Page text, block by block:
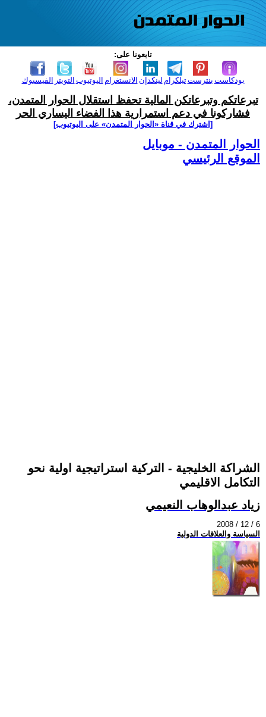
تابعونا على:
الفيسبوك التويتر اليوتيوب الانستغرام لينكدإن تيلكرامبنترست بودكاست
تبرعاتكم وتبرعاتكن المالية تحفظ استقلال الحوار المتمدن،
فشاركونا في دعم استمرارية هذا الفضاء اليساري الحر
[اشترك في قناة ‫«الحوار المتمدن» على اليوتيوب]
الحوار المتمدن - موبايل
الموقع الرئيسي
الشراكة الخليجية - التركية استراتيجية اولية نحو
التكامل الاقليمي
زياد عبدالوهاب النعيمي
2008 / 12 / 6
السياسة والعلاقات الدولية